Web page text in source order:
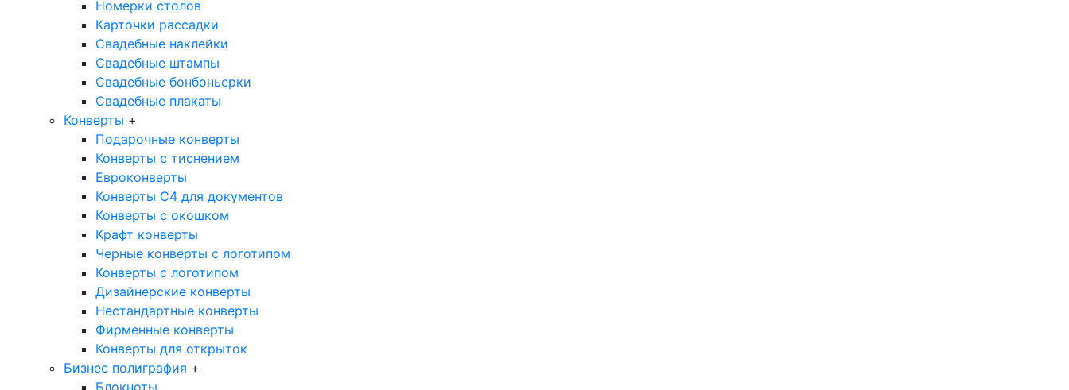
Номерки столов
Карточки рассадки
Свадебные наклейки
Свадебные штампы
Свадебные бонбоньерки
Свадебные плакаты
Конверты +
Подарочные конверты
Конверты с тиснением
Евроконверты
Конверты С4 для документов
Конверты с окошком
Крафт конверты
Черные конверты с логотипом
Конверты с логотипом
Дизайнерские конверты
Нестандартные конверты
Фирменные конверты
Конверты для открыток
Бизнес полиграфия +